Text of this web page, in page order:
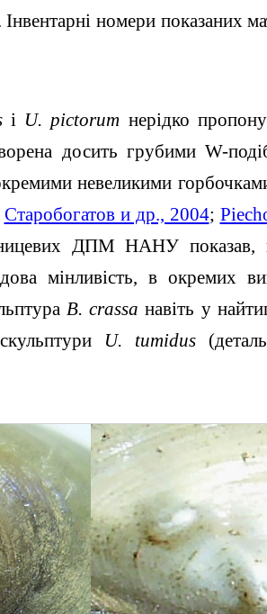
Інвентарні номери показаних
і U. pictorum нерідко
досить грубими W-
невеликими
Старобогатов и др., 2004;
ДПМ НАНУ показав,
мінливість, в окремих
B. crassa навіть у
U. tumidus